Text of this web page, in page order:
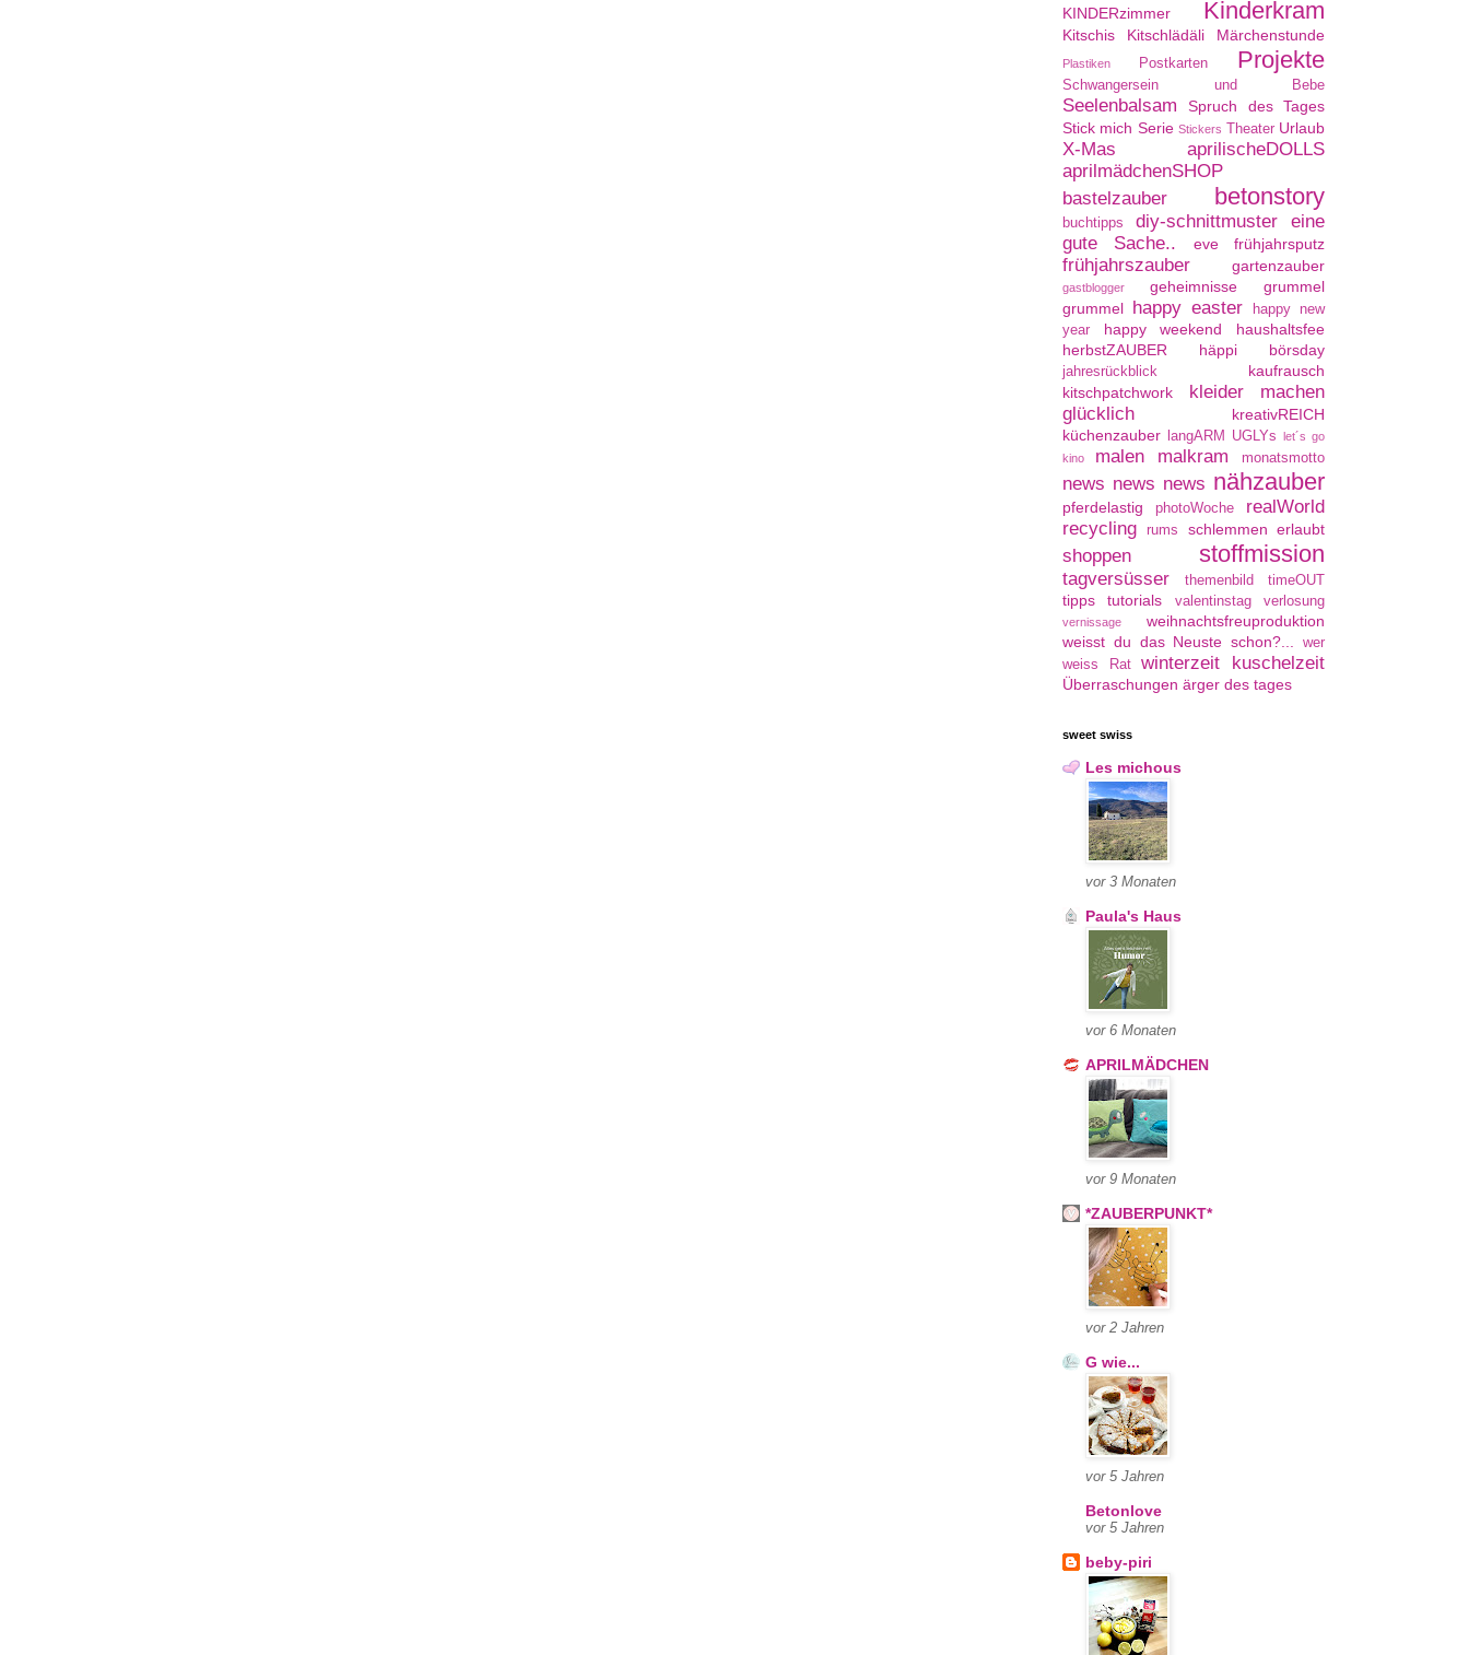
KINDERzimmer Kinderkram
Kitschis Kitschlädäli Märchenstunde
Plastiken Postkarten Projekte
Schwangersein und Bebe
Seelenbalsam
Spruch des Tages
Stick mich Serie Stickers Theater Urlaub
X-Mas
aprilischeDOLLS
aprilmädchenSHOP
bastelzauber
betonstory
buchtipps diy-schnittmuster
eine
gute Sache..
eve frühjahrsputz
frühjahrszauber gartenzauber
gastblogger geheimnisse
grummel
grummel happy easter
happy new
year
happy weekend
haushaltsfee
herbstZAUBER
häppi börsday
jahresrückblick
kaufrausch
kitschpatchwork
kleider machen
glücklich
kreativREICH
küchenzauber
langARM UGLYs let´s go
kino
malen malkram monatsmotto
news news news nähzauber
pferdelastig photoWoche
realWorld
recycling
rums schlemmen erlaubt
shoppen stoffmission
tagversüsser themenbild timeOUT
tipps tutorials valentinstag verlosung
vernissage
weihnachtsfreuproduktion
weisst du das Neuste schon?...
wer
weiss Rat
winterzeit kuschelzeit
Überraschungen ärger des tages
sweet swiss
Les michous
vor 3 Monaten
Paula's Haus
vor 6 Monaten
APRILMÄDCHEN
vor 9 Monaten
*ZAUBERPUNKT*
vor 2 Jahren
G wie...
vor 5 Jahren
Betonlove
vor 5 Jahren
beby-piri